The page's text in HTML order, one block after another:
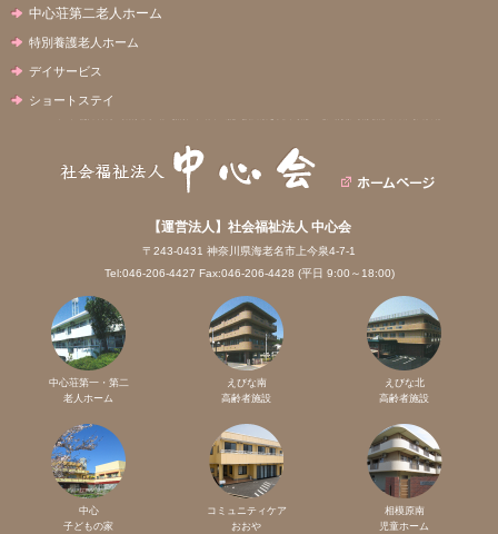
中心荘第二老人ホーム
特別養護老人ホーム
デイサービス
ショートステイ
【運営法人】社会福祉法人 中心会
〒243-0431 神奈川県海老名市上今泉4-7-1
Tel:046-206-4427 Fax:046-206-4428 (平日 9:00～18:00)
中心荘第一・第二
老人ホーム
えびな南
高齢者施設
えびな北
高齢者施設
中心
子どもの家
コミュニティケア
おおや
相模原南
児童ホーム